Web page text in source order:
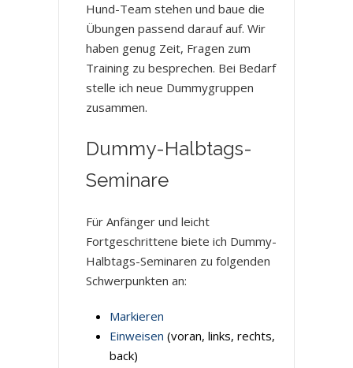
Hund-Team stehen und baue die
Übungen passend darauf auf. Wir
haben genug Zeit, Fragen zum
Training zu besprechen. Bei Bedarf
stelle ich neue Dummygruppen
zusammen.
Dummy-Halbtags-
Seminare
Für Anfänger und leicht
Fortgeschrittene biete ich Dummy-
Halbtags-Seminaren zu folgenden
Schwerpunkten an:
Markieren
Einweisen (voran, links, rechts,
back)